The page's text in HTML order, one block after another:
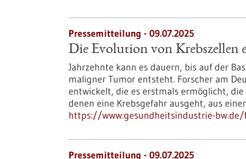
Pressemitteilung - 09.07.2025
Die Evolution von Krebszellen
Jahrzehnte kann es dauern, bis auf der
maligner Tumor entsteht. Forscher am
entwickelt, die es erstmals ermöglicht,
denen eine Krebsgefahr ausgeht, aus
https://www.gesundheitsindustrie-
Pressemitteilung - 09.07.2025